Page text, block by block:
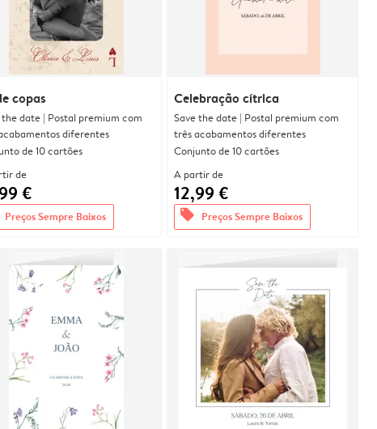
copas
the date | Postal premium com
diferentes
de 10 cartões
de
€
Preços Sempre Baixos
Celebração cítrica
Save the date | Postal premium com
três acabamentos diferentes
Conjunto de 10 cartões
A partir de
12,99 €
offers Preços Sempre Baixos